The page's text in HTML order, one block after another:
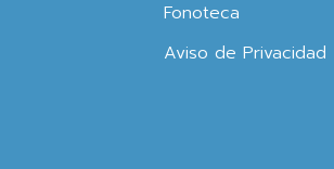
Fonoteca
Aviso de Privacidad